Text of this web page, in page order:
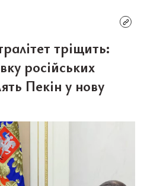
тріщить:
російських
Пекін у нову